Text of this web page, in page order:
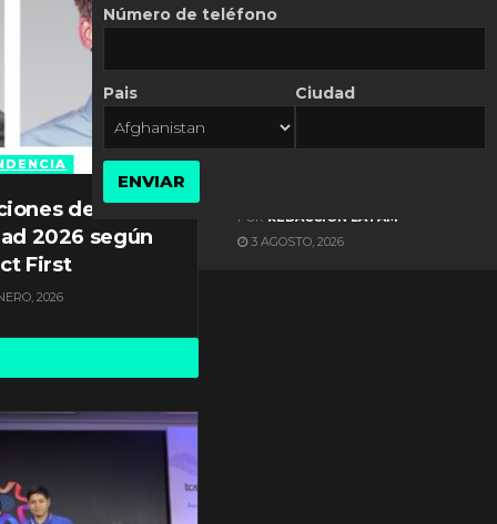
de
2026 según
First
2026
ES NOTICIA
POR REDACCIÓN LATAM
3 AGOSTO, 2026
Número de teléfono
Pais Ciudad
ENVIAR